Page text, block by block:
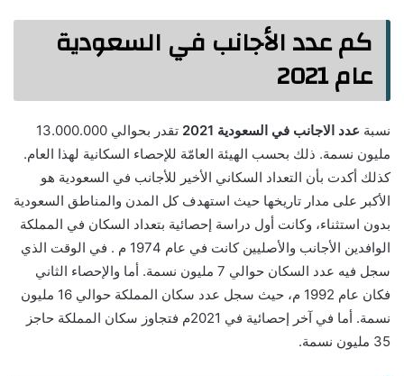
كم عدد الأجانب في السعودية
عام 2021
نسبة عدد الاجانب في السعودية 2021
تقدر بحوالي 13.000.000
مليون نسمة. ذلك بحسب الهيئة العامّة للإحصاء السكانية لهذا العام.
كذلك أكدت بأن التعداد السكاني الأخير للأجانب في السعودية هو
الأكبر على مدار تاريخها حيث استهدف كل المدن والمناطق السعودية
بدون استثناء، وكانت أول دراسة إحصائية بتعداد السكان في المملكة
الوافدين الأجانب والأصليين كانت في عام 1974 م . في الوقت الذي
سجل فيه عدد السكان حوالي 7 مليون نسمة. أما والإحصاء الثاني
فكان عام 1992 م، حيث سجل عدد سكان المملكة حوالي 16 مليون
نسمة. أما في آخر إحصائية في 2021م فتجاوز سكان المملكة حاجز
35 مليون نسمة.